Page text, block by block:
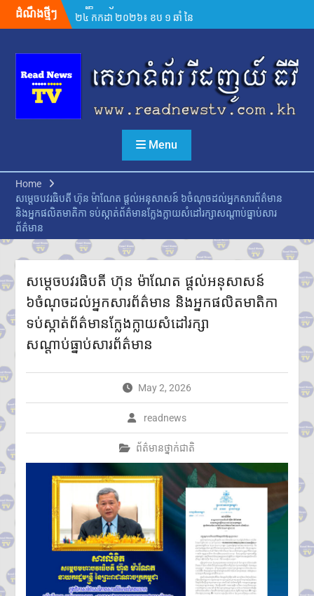
ដំណឹងថ្មីៗ
២៤ កក្កដា ២០២៦៖ ខួប ១ ឆ្នាំ នៃ
ការចងចាំអំពីការចាប់ផ្តើមជម្លោះ
សន្តិភាព
កម្ពុជា និង FBI ប្តេជ្ញាបន្តពង្រឹង
កិច្ចសហប្រតិបត្តិការសន្តិសុខ
ក្រសួងអប់រំ យុវជន និងកីឡា
ប្រកាសព័ត៌មានពីការប្រឡង
សញ្ញាបត្រមធ្យមសិក្សាទុតិយភូមិ
សម័យប្រឡង៖១០ សីហ ២០២៦
មានបេក្ខជនចុះឈ្មោះប្រឡង
សរុប១៥១,២៣៨នាក់
ស្រី៨៤,៧៣៥នាក់
ក្រុមអ្នកសង្កេតការណ៍អាស៊ាន ចុះ
ពិនិត្យស្ថានភាពជាក់ស្តែងនៅតាម
មានជ័យ
លោកជំទាវបណ្ឌិត ពេជ ចន្ទមុន្នី
ហ៊ុនម៉ាណែត អញ្ជើញប្រគល់ផ្ទះថ្មី
៣ខ្នង ជូនក្រុមគ្រួសារវីរកងទ័ពពលី
នៅខេត្តកណ្តាល
ក្រសួងបរិស្ថាន ស្នើឱ្យរដ្ឋបាល
រាជធានី-ខេត្ត អនុវត្តច្បាប់តឹងរ៉ឹង
លើការហាមនាំចូលសំណល់អាគុយ
អាជ្ញាធរខេត្តបន្ទាយមានជ័យ រៀបចំ
ការចាប់ឆ្នោត ជ្រើសរើសតូបលក់ដូរ
សម្រាប់អាជីវករភៀសសឹក នៅភូមិ
រង់ចាំ ជំហានដំបូង
ប្រមាណ៣០០តូប
លោក ទូច សុឃៈ បញ្ជាក់ថា៖ យុវតី
សិង្ហបុរី មក កម្ពុជាដោយសារបញ្ហា
គ្រួសារ មិនមែនជាករណីជួញដូរ
មនុស្ស
លោក ថម អេនឌ្រូ «ខ្ញុំរំជួលចិត្ត
ពេលពួកគាត់យំ ពេលនិយាយមក
កាន់ខ្ញុំ ពួកគាត់មិនអាចទៅផ្ទះវិញ
ដោយសារថៃគ្រប់គ្រង ពួកគាត់
សមនឹងត្រឡប់ទៅផ្ទះវិញ»
អ្នកនាំពាក្យក្រសួងព័ត៌មាន៖
Menu
Home
សម្តេចបវរធិបតី ហ៊ុន ម៉ាណែត ផ្តល់អនុសាសន៍ ៦ចំណុចដល់អ្នកសារព័ត៌មាន
និងអ្នកផលិតមាតិកា ទប់ស្កាត់ព័ត៌មានក្លែងក្លាយសំដៅរក្សាសណ្តាប់ធ្នាប់សារ
ព័ត៌មាន
សម្តេចបវរធិបតី ហ៊ុន ម៉ាណែត ផ្តល់អនុសាសន៍
៦ចំណុចដល់អ្នកសារព័ត៌មាន និងអ្នកផលិតមាតិកា
ទប់ស្កាត់ព័ត៌មានក្លែងក្លាយសំដៅរក្សា
សណ្តាប់ធ្នាប់សារព័ត៌មាន
May 2, 2026
readnews
ព័ត៌មានថ្នាក់ជាតិ